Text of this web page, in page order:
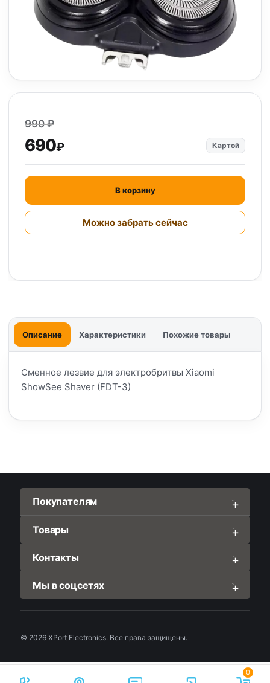
990 ₽
690₽ Картой
В корзину
Можно забрать сейчас
Описание Характеристики Похожие товары
Сменное лезвие для электробритвы Xiaomi
ShowSee Shaver (FDT-3)
Покупателям
Товары
Контакты
Мы в соцсетях
© 2026 XPort Electronics. Все права защищены.
0